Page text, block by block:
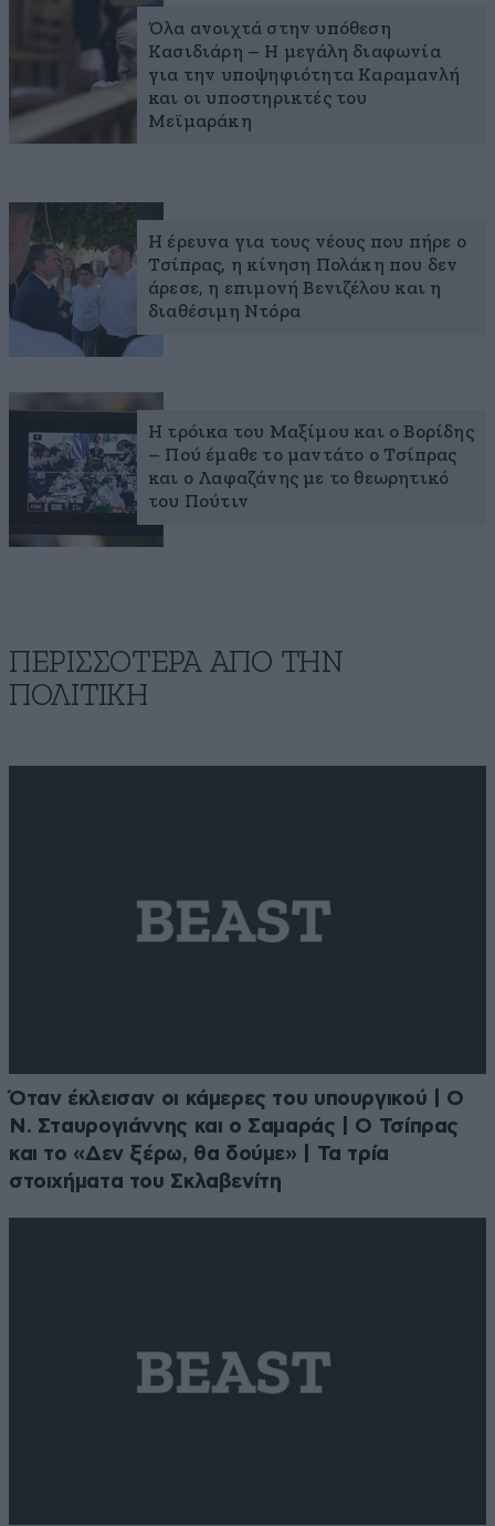
Όλα ανοιχτά στην υπόθεση
Κασιδιάρη – Η μεγάλη διαφωνία
για την υποψηφιότητα Καραμανλή
και οι υποστηρικτές του
Μεϊμαράκη
Η έρευνα για τους νέους που πήρε ο
Τσίπρας, η κίνηση Πολάκη που δεν
άρεσε, η επιμονή Βενιζέλου και η
διαθέσιμη Ντόρα
Η τρόικα του Μαξίμου και ο Βορίδης
– Πού έμαθε το μαντάτο ο Τσίπρας
και ο Λαφαζάνης με το θεωρητικό
του Πούτιν
ΠΕΡΙΣΣΟΤΕΡΑ ΑΠΟ ΤΗΝ
ΠΟΛΙΤΙΚΗ
Όταν έκλεισαν οι κάμερες του υπουργικού | Ο
Ν. Σταυρογιάννης και ο Σαμαράς | Ο Τσίπρας
και το «Δεν ξέρω, θα δούμε» | Τα τρία
στοιχήματα του Σκλαβενίτη